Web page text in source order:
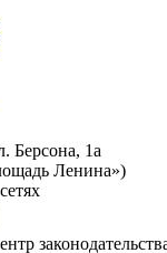
Берсона, 1а
Ленина»)